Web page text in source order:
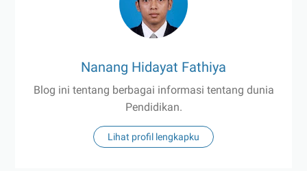
Nanang Hidayat Fathiya
Blog ini tentang berbagai informasi tentang dunia
Pendidikan.
Lihat profil lengkapku